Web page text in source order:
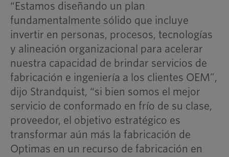
“Estamos diseñando un plan
fundamentalmente sólido que incluye
invertir en personas, procesos, tecnologías
y alineación organizacional para acelerar
nuestra capacidad de brindar servicios de
fabricación e ingeniería a los clientes OEM”,
dijo Strandquist, “si bien somos el mejor
servicio de conformado en frío de su clase,
proveedor, el objetivo estratégico es
transformar aún más la fabricación de
Optimas en un recurso de fabricación en